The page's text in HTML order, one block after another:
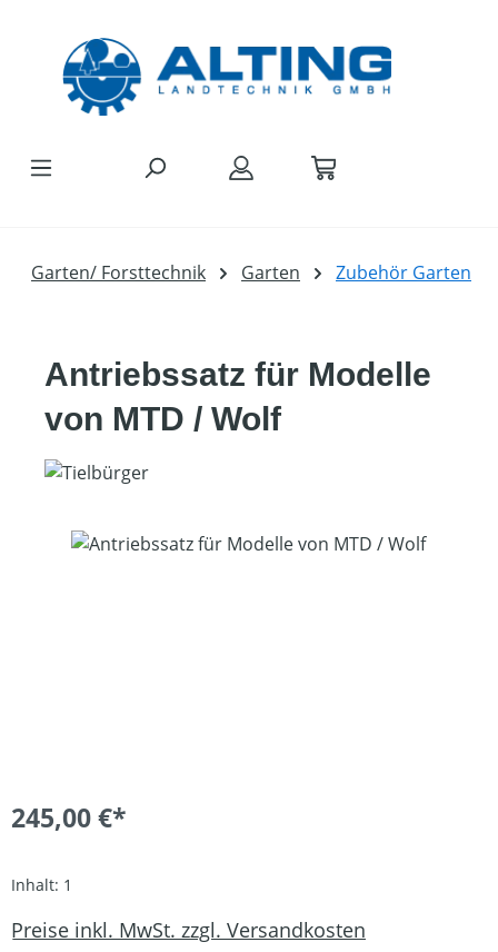
Garten/ Forsttechnik Garten Zubehör Garten
Antriebssatz für Modelle
von MTD / Wolf
Bildergalerie überspringen
245,00 €*
Inhalt: 1
Preise inkl. MwSt. zzgl. Versandkosten